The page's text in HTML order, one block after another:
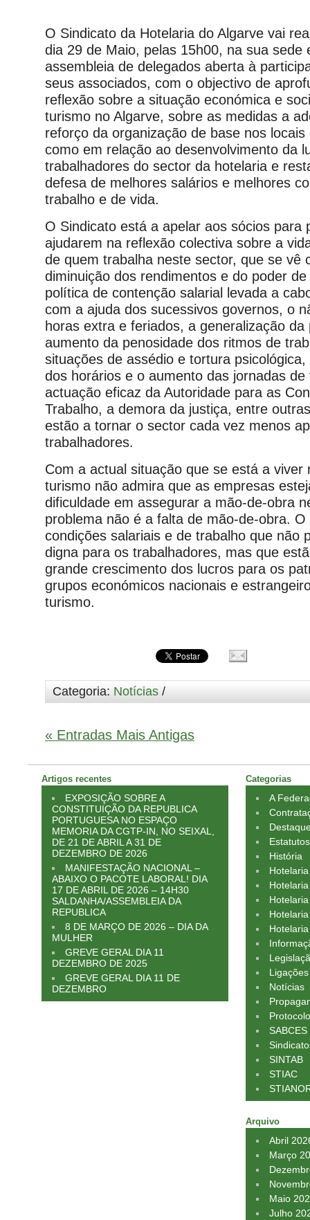
O Sindicato da Hotelaria do Algarve vai
dia 29 de Maio, pelas 15h00, na sua sede
assembleia de delegados aberta à
seus associados, com o objectivo de
reflexão sobre a situação económica e
turismo no Algarve, sobre as medidas a
reforço da organização de base nos
como em relação ao desenvolvimento da
trabalhadores do sector da hotelaria e
defesa de melhores salários e melhores
trabalho e de vida.
O Sindicato está a apelar aos sócios para
ajudarem na reflexão colectiva sobre a
de quem trabalha neste sector, que se vê
diminuição dos rendimentos e do poder
política de contenção salarial levada a
com a ajuda dos sucessivos governos, o
horas extra e feriados, a generalização da
aumento da penosidade dos ritmos de
situações de assédio e tortura
dos horários e o aumento das jornadas
actuação eficaz da Autoridade para as
Trabalho, a demora da justiça, entre
estão a tornar o sector cada vez menos
trabalhadores.
Com a actual situação que se está a viver
turismo não admira que as empresas
dificuldade em assegurar a mão-de-obra
problema não é a falta de mão-de-obra.
condições salariais e de trabalho que não
digna para os trabalhadores, mas que
grande crescimento dos lucros para os
grupos económicos nacionais e
turismo.
Categoria: Notícias /
« Entradas Mais Antigas
Artigos recentes
EXPOSIÇÃO SOBRE A
CONSTITUIÇÃO DA REPUBLICA
PORTUGUESA NO ESPAÇO
MEMORIA DA CGTP-IN, NO SEIXAL,
DE 21 DE ABRIL A 31 DE
DEZEMBRO DE 2026
MANIFESTAÇÃO NACIONAL –
ABAIXO O PACOTE LABORAL! DIA
17 DE ABRIL DE 2026 – 14H30
SALDANHA/ASSEMBLEIA DA
REPUBLICA
8 DE MARÇO DE 2026 – DIA DA
MULHER
GREVE GERAL DIA 11
DEZEMBRO DE 2025
GREVE GERAL DIA 11 DE
DEZEMBRO
Categorias
A
Estatutos
História
Ligações
Notícias
SABCES
SINTAB
STIAC
Arquivo
Abril
Março
Maio
Julho